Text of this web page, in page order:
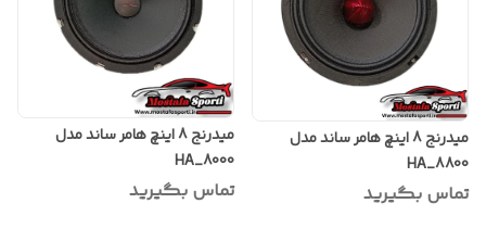
میدرنج 8 اینچ هامر ساند مدل
HA_8800
تماس بگیرید
میدرنج 8 اینچ هامر ساند مدل
HA_8000
تماس بگیرید